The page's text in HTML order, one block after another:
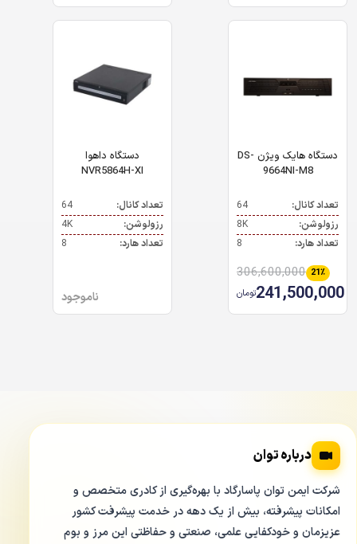
دستگاه هایک ویژن DS-
9664NI-M8
تعداد کانال:
64
رزولوشن:
8K
تعداد هارد:
8
21٪ 306,600,000
241,500,000تومان
دستگاه داهوا
NVR5864H-XI
تعداد کانال:
64
رزولوشن:
4K
تعداد هارد:
8
ناموجود
درباره توان
شرکت ایمن توان پاسارگاد با بهره‌گیری از کادری متخصص و
امکانات پیشرفته، بیش از یک دهه در خدمت پیشرفت کشور
عزیزمان و خودکفایی علمی، صنعتی و حفاظتی این مرز و بوم